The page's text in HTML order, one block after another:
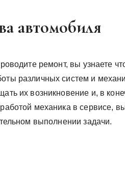
автомобиля
ремонт, вы узнаете
различных систем и
их возникновение и, в
механика в сервисе,
выполнении задачи.